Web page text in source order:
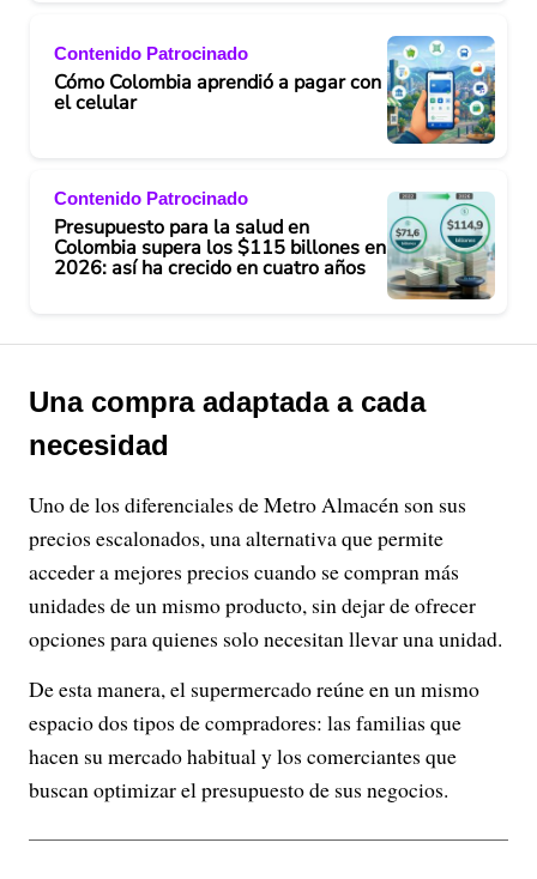
Contenido Patrocinado
Cómo Colombia aprendió a pagar con
el celular
Contenido Patrocinado
Presupuesto para la salud en
Colombia supera los $115 billones en
2026: así ha crecido en cuatro años
Una compra adaptada a cada
necesidad
Uno de los diferenciales de Metro Almacén son sus
precios escalonados, una alternativa que permite
acceder a mejores precios cuando se compran más
unidades de un mismo producto, sin dejar de ofrecer
opciones para quienes solo necesitan llevar una unidad.
De esta manera, el supermercado reúne en un mismo
espacio dos tipos de compradores: las familias que
hacen su mercado habitual y los comerciantes que
buscan optimizar el presupuesto de sus negocios.